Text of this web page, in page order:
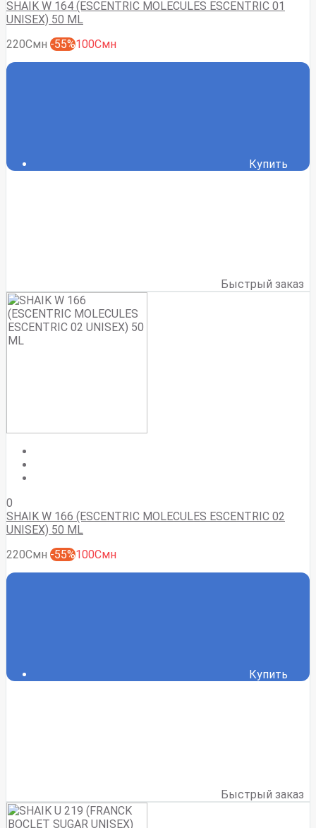
SHAIK W 164 (ESCENTRIC MOLECULES ESCENTRIC 01
UNISEX) 50 ML
220Смн -55%100Смн
Купить
Быстрый заказ
0
SHAIK W 166 (ESCENTRIC MOLECULES ESCENTRIC 02
UNISEX) 50 ML
220Смн -55%100Смн
Купить
Быстрый заказ